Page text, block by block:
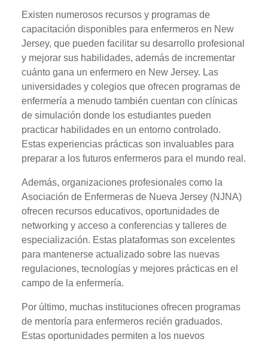
Existen numerosos recursos y programas de
capacitación disponibles para enfermeros en New
Jersey, que pueden facilitar su desarrollo profesional
y mejorar sus habilidades, además de incrementar
cuánto gana un enfermero en New Jersey. Las
universidades y colegios que ofrecen programas de
enfermería a menudo también cuentan con clínicas
de simulación donde los estudiantes pueden
practicar habilidades en un entorno controlado.
Estas experiencias prácticas son invaluables para
preparar a los futuros enfermeros para el mundo real.
Además, organizaciones profesionales como la
Asociación de Enfermeras de Nueva Jersey (NJNA)
ofrecen recursos educativos, oportunidades de
networking y acceso a conferencias y talleres de
especialización. Estas plataformas son excelentes
para mantenerse actualizado sobre las nuevas
regulaciones, tecnologías y mejores prácticas en el
campo de la enfermería.
Por último, muchas instituciones ofrecen programas
de mentoría para enfermeros recién graduados.
Estas oportunidades permiten a los nuevos